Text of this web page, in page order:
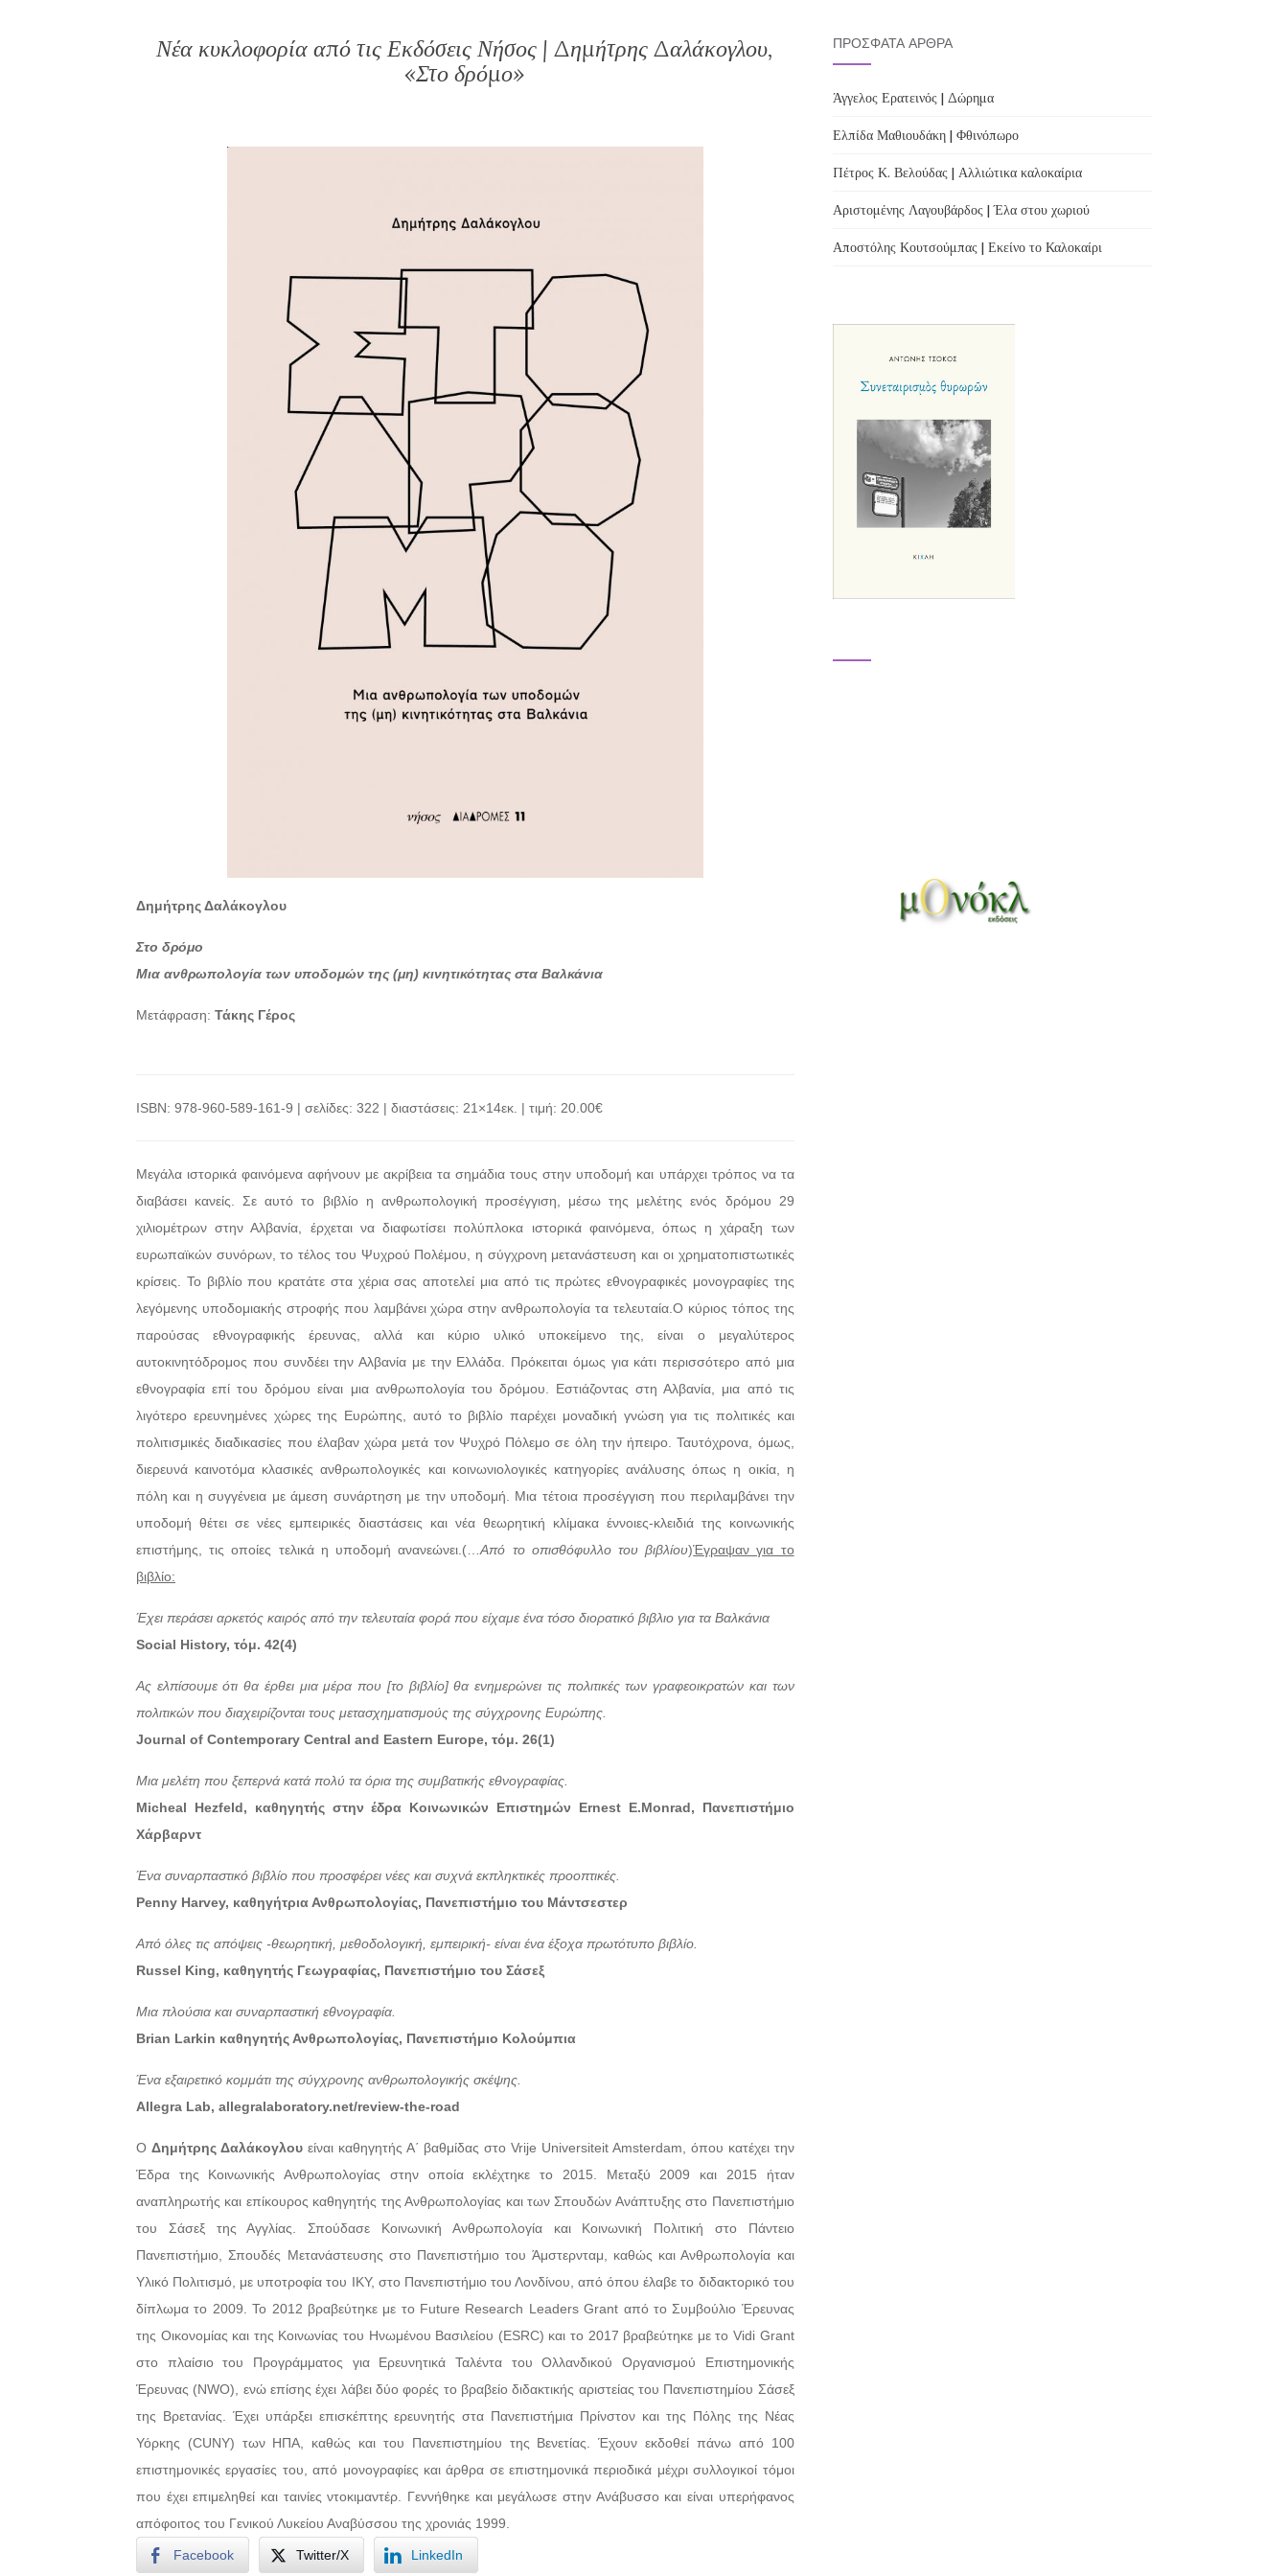
Νέα κυκλοφορία από τις Εκδόσεις Νήσος | Δημήτρης Δαλάκογλου,
«Στο δρόμο»
Δημήτρης Δαλάκογλου
Στο δρόμο
Μια ανθρωπολογία των υποδομών της (μη) κινητικότητας στα Βαλκάνια
Μετάφραση: Τάκης Γέρος
ISBN: 978-960-589-161-9 | σελίδες: 322 | διαστάσεις: 21×14εκ. | τιμή: 20.00€
Μεγάλα ιστορικά φαινόμενα αφήνουν με ακρίβεια τα σημάδια τους στην υποδομή και υπάρχει τρόπος να τα
διαβάσει κανείς. Σε αυτό το βιβλίο η ανθρωπολογική προσέγγιση, μέσω της μελέτης ενός δρόμου 29
χιλιομέτρων στην Αλβανία, έρχεται να διαφωτίσει πολύπλοκα ιστορικά φαινόμενα, όπως η χάραξη των
ευρωπαϊκών συνόρων, το τέλος του Ψυχρού Πολέμου, η σύγχρονη μετανάστευση και οι χρηματοπιστωτικές
κρίσεις. Το βιβλίο που κρατάτε στα χέρια σας αποτελεί μια από τις πρώτες εθνογραφικές μονογραφίες της
λεγόμενης υποδομιακής στροφής που λαμβάνει χώρα στην ανθρωπολογία τα τελευταία.Ο κύριος τόπος της
παρούσας εθνογραφικής έρευνας, αλλά και κύριο υλικό υποκείμενο της, είναι ο μεγαλύτερος
αυτοκινητόδρομος που συνδέει την Αλβανία με την Ελλάδα. Πρόκειται όμως για κάτι περισσότερο από μια
εθνογραφία επί του δρόμου είναι μια ανθρωπολογία του δρόμου. Εστιάζοντας στη Αλβανία, μια από τις
λιγότερο ερευνημένες χώρες της Ευρώπης, αυτό το βιβλίο παρέχει μοναδική γνώση για τις πολιτικές και
πολιτισμικές διαδικασίες που έλαβαν χώρα μετά τον Ψυχρό Πόλεμο σε όλη την ήπειρο. Ταυτόχρονα, όμως,
διερευνά καινοτόμα κλασικές ανθρωπολογικές και κοινωνιολογικές κατηγορίες ανάλυσης όπως η οικία, η
πόλη και η συγγένεια με άμεση συνάρτηση με την υποδομή. Μια τέτοια προσέγγιση που περιλαμβάνει την
υποδομή θέτει σε νέες εμπειρικές διαστάσεις και νέα θεωρητική κλίμακα έννοιες-κλειδιά της κοινωνικής
επιστήμης, τις οποίες τελικά η υποδομή ανανεώνει.(…Από το οπισθόφυλλο του βιβλίου)Έγραψαν για το
βιβλίο:
Έχει περάσει αρκετός καιρός από την τελευταία φορά που είχαμε ένα τόσο διορατικό βιβλιο για τα Βαλκάνια
Social History, τόμ. 42(4)
Ας ελπίσουμε ότι θα έρθει μια μέρα που [το βιβλίο] θα ενημερώνει τις πολιτικές των γραφεοικρατών και των
πολιτικών που διαχειρίζονται τους μετασχηματισμούς της σύγχρονης Ευρώπης.
Journal of Contemporary Central and Eastern Europe, τόμ. 26(1)
Μια μελέτη που ξεπερνά κατά πολύ τα όρια της συμβατικής εθνογραφίας.
Micheal Hezfeld, καθηγητής στην έδρα Κοινωνικών Επιστημών Ernest E.Monrad, Πανεπιστήμιο
Χάρβαρντ
Ένα συναρπαστικό βιβλίο που προσφέρει νέες και συχνά εκπληκτικές προοπτικές.
Penny Harvey, καθηγήτρια Ανθρωπολογίας, Πανεπιστήμιο του Μάντσεστερ
Από όλες τις απόψεις -θεωρητική, μεθοδολογική, εμπειρική- είναι ένα έξοχα πρωτότυπο βιβλίο.
Russel King, καθηγητής Γεωγραφίας, Πανεπιστήμιο του Σάσεξ
Μια πλούσια και συναρπαστική εθνογραφία.
Brian Larkin καθηγητής Ανθρωπολογίας, Πανεπιστήμιο Κολούμπια
Ένα εξαιρετικό κομμάτι της σύγχρονης ανθρωπολογικής σκέψης.
Allegra Lab, allegralaboratory.net/review-the-road
Ο Δημήτρης Δαλάκογλουείναι καθηγητής Α΄ βαθμίδας στο Vrije Universiteit Amsterdam, όπου κατέχει την
Έδρα της Κοινωνικής Ανθρωπολογίας στην οποία εκλέχτηκε το 2015. Μεταξύ 2009 και 2015 ήταν
αναπληρωτής και επίκουρος καθηγητής της Ανθρωπολογίας και των Σπουδών Ανάπτυξης στο Πανεπιστήμιο
του Σάσεξ της Αγγλίας. Σπούδασε Κοινωνική Ανθρωπολογία και Κοινωνική Πολιτική στο Πάντειο
Πανεπιστήμιο, Σπουδές Μετανάστευσης στο Πανεπιστήμιο του Άμστερνταμ, καθώς και Ανθρωπολογία και
Υλικό Πολιτισμό, με υποτροφία του ΙΚΥ, στο Πανεπιστήμιο του Λονδίνου, από όπου έλαβε το διδακτορικό του
δίπλωμα το 2009. Το 2012 βραβεύτηκε με το Future Research Leaders Grant από το Συμβούλιο Έρευνας
της Οικονομίας και της Κοινωνίας του Ηνωμένου Βασιλείου (ESRC) και το 2017 βραβεύτηκε με το Vidi Grant
στο πλαίσιο του Προγράμματος για Ερευνητικά Ταλέντα του Ολλανδικού Οργανισμού Επιστημονικής
Έρευνας (NWO), ενώ επίσης έχει λάβει δύο φορές το βραβείο διδακτικής αριστείας του Πανεπιστημίου Σάσεξ
της Βρετανίας. Έχει υπάρξει επισκέπτης ερευνητής στα Πανεπιστήμια Πρίνστον και της Πόλης της Νέας
Υόρκης (CUNY) των ΗΠΑ, καθώς και του Πανεπιστημίου της Βενετίας. Έχουν εκδοθεί πάνω από 100
επιστημονικές εργασίες του, από μονογραφίες και άρθρα σε επιστημονικά περιοδικά μέχρι συλλογικοί τόμοι
που έχει επιμεληθεί και ταινίες ντοκιμαντέρ. Γεννήθηκε και μεγάλωσε στην Ανάβυσσο και είναι υπερήφανος
απόφοιτος του Γενικού Λυκείου Αναβύσσου της χρονιάς 1999.
Facebook Twitter/X LinkedIn
ΠΡΌΣΦΑΤΑ ΆΡΘΡΑ
Άγγελος Ερατεινός | Δώρημα
Ελπίδα Μαθιουδάκη | Φθινόπωρο
Πέτρος Κ. Βελούδας | Αλλιώτικα καλοκαίρια
Αριστομένης Λαγουβάρδος | Έλα στου χωριού
Αποστόλης Κουτσούμπας | Εκείνο το Καλοκαίρι